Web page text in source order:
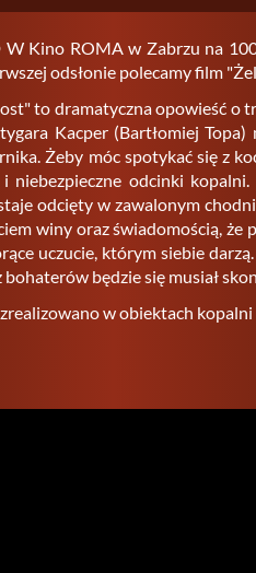
W Kino ROMA w Za­brzu na
od­sło­nie po­le­ca­my film
to dra­ma­tycz­na opo­wieść o
Kac­per (Bar­tło­miej
Żeby móc spo­ty­kać się z
i nie­bez­piecz­ne od­cin­ki
od­cię­ty w za­wa­lo­nym
winy oraz świa­do­mo­ścią,
uczu­cie, któ­rym sie­bie
bo­ha­te­rów bę­dzie się mu­siał
w obiek­tach